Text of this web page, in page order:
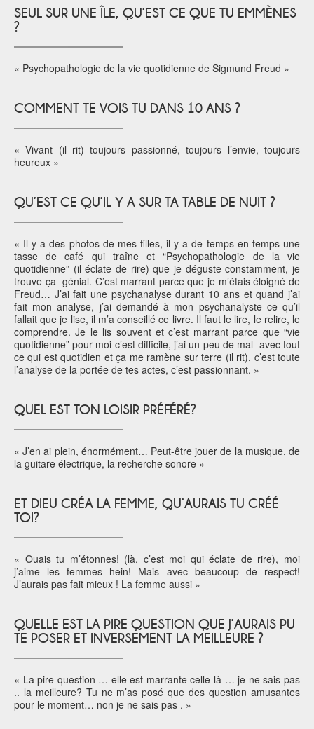
SEUL SUR UNE ÎLE, QU’EST CE QUE TU EMMÈNES
?
« Psychopathologie de la vie quotidienne de Sigmund Freud »
COMMENT TE VOIS TU DANS 10 ANS ?
« Vivant (il rit) toujours passionné, toujours l’envie, toujours
heureux »
QU’EST CE QU’IL Y A SUR TA TABLE DE NUIT ?
« Il y a des photos de mes filles, il y a de temps en temps une
tasse de café qui traîne et “Psychopathologie de la vie
quotidienne” (il éclate de rire) que je déguste constamment, je
trouve ça génial. C’est marrant parce que je m’étais éloigné de
Freud… J’ai fait une psychanalyse durant 10 ans et quand j’ai
fait mon analyse, j’ai demandé à mon psychanalyste ce qu’il
fallait que je lise, il m’a conseillé ce livre. Il faut le lire, le relire, le
comprendre. Je le lis souvent et c’est marrant parce que “vie
quotidienne” pour moi c’est difficile, j’ai un peu de mal avec tout
ce qui est quotidien et ça me ramène sur terre (il rit), c’est toute
l’analyse de la portée de tes actes, c’est passionnant. »
QUEL EST TON LOISIR PRÉFÉRÉ?
« J’en ai plein, énormément… Peut-être jouer de la musique, de
la guitare électrique, la recherche sonore »
ET DIEU CRÉA LA FEMME, QU’AURAIS TU CRÉÉ
TOI?
« Ouais tu m’étonnes! (là, c’est moi qui éclate de rire), moi
j’aime les femmes hein! Mais avec beaucoup de respect!
J’aurais pas fait mieux ! La femme aussi »
QUELLE EST LA PIRE QUESTION QUE J’AURAIS PU
TE POSER ET INVERSEMENT LA MEILLEURE ?
« La pire question … elle est marrante celle-là … je ne sais pas
.. la meilleure? Tu ne m’as posé que des question amusantes
pour le moment… non je ne sais pas . »